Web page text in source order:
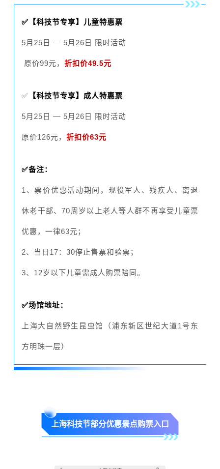
✅【科技节专享】儿童特惠票
5月25日 — 5月26日 限时活动
原价99元， 折扣价49.5元
✅ 【科技节专享】成人特惠票
5月25日 — 5月26日 限时活动
原价126元， 折扣价63元
✅备注：
1、票价优惠活动期间，现役军人、残疾人、离退
休老干部、70周岁以上老人等人群不再享受儿童票
优惠，一律63元；
2、当日17：30停止售票和验票；
3、12岁以下儿童需成人购票陪同。
✅场馆地址：
上海大自然野生昆虫馆（浦东新区世纪大道1号东
方明珠一层）
上海科技节部分优惠景点购票入口